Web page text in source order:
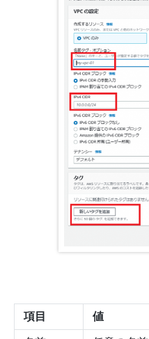
項目 値